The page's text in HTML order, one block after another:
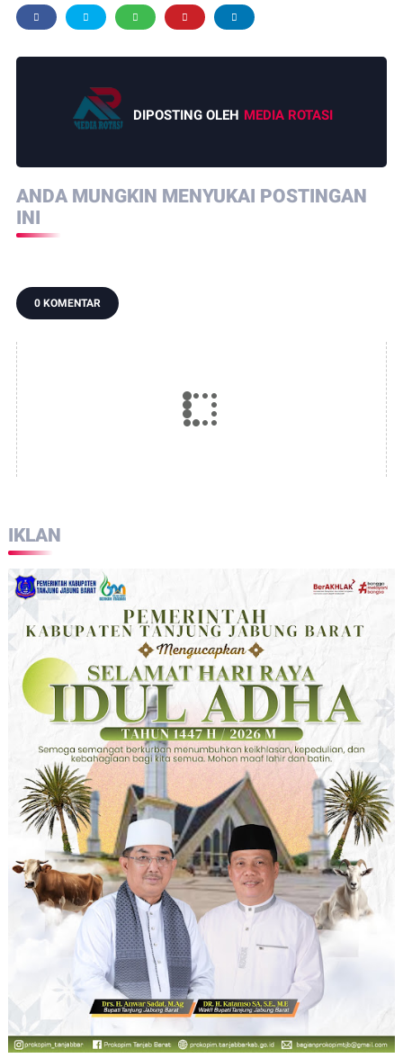
DIPOSTING OLEH MEDIA ROTASI
ANDA MUNGKIN MENYUKAI POSTINGAN
INI
0 KOMENTAR
IKLAN